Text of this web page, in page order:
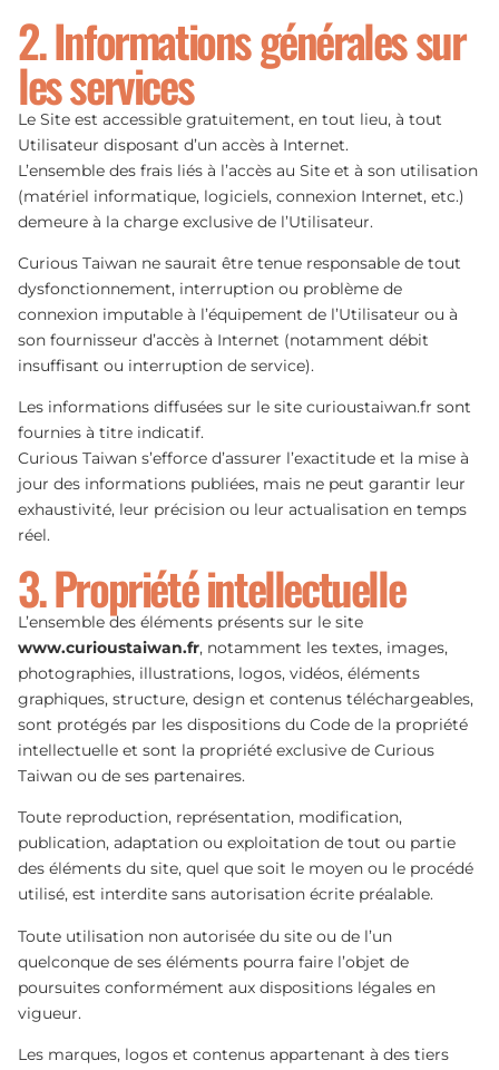
2. Informations générales sur
les services
Le Site est accessible gratuitement, en tout lieu, à tout
Utilisateur disposant d’un accès à Internet.
L’ensemble des frais liés à l’accès au Site et à son utilisation
(matériel informatique, logiciels, connexion Internet, etc.)
demeure à la charge exclusive de l’Utilisateur.
Curious Taiwan ne saurait être tenue responsable de tout
dysfonctionnement, interruption ou problème de
connexion imputable à l’équipement de l’Utilisateur ou à
son fournisseur d’accès à Internet (notamment débit
insuffisant ou interruption de service).
Les informations diffusées sur le site curioustaiwan.fr sont
fournies à titre indicatif.
Curious Taiwan s’efforce d’assurer l’exactitude et la mise à
jour des informations publiées, mais ne peut garantir leur
exhaustivité, leur précision ou leur actualisation en temps
réel.
3. Propriété intellectuelle
L’ensemble des éléments présents sur le site
www.curioustaiwan.fr, notamment les textes, images,
photographies, illustrations, logos, vidéos, éléments
graphiques, structure, design et contenus téléchargeables,
sont protégés par les dispositions du Code de la propriété
intellectuelle et sont la propriété exclusive de Curious
Taiwan ou de ses partenaires.
Toute reproduction, représentation, modification,
publication, adaptation ou exploitation de tout ou partie
des éléments du site, quel que soit le moyen ou le procédé
utilisé, est interdite sans autorisation écrite préalable.
Toute utilisation non autorisée du site ou de l’un
quelconque de ses éléments pourra faire l’objet de
poursuites conformément aux dispositions légales en
vigueur.
Les marques, logos et contenus appartenant à des tiers